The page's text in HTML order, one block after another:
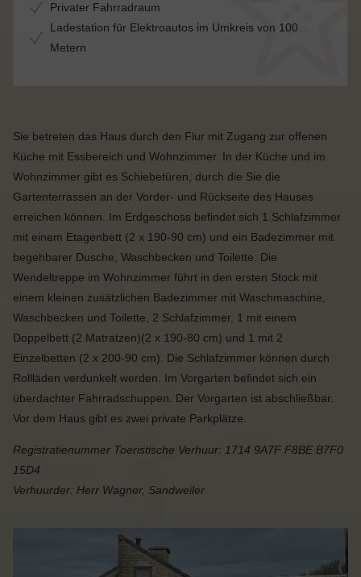
Privater Fahrradraum
Ladestation für Elektroautos im Umkreis von 100
Metern
Sie betreten das Haus durch den Flur mit Zugang zur offenen
Küche mit Essbereich und Wohnzimmer. In der Küche und im
Wohnzimmer gibt es Schiebetüren, durch die Sie die
Gartenterrassen an der Vorder- und Rückseite des Hauses
erreichen können. Im Erdgeschoss befindet sich 1 Schlafzimmer
mit einem Etagenbett (2 x 190-90 cm) und ein Badezimmer mit
begehbarer Dusche, Waschbecken und Toilette. Die
Wendeltreppe im Wohnzimmer führt in den ersten Stock mit
einem kleinen zusätzlichen Badezimmer mit Waschmaschine,
Waschbecken und Toilette, 2 Schlafzimmer, 1 mit einem
Doppelbett (2 Matratzen)(2 x 190-80 cm) und 1 mit 2
Einzelbetten (2 x 200-90 cm). Die Schlafzimmer können durch
Rollläden verdunkelt werden. Im Vorgarten befindet sich ein
überdachter Fahrradschuppen. Der Vorgarten ist abschließbar.
Vor dem Haus gibt es zwei private Parkplätze.
Registratienummer Toeristische Verhuur: 1714 9A7F F8BE B7F0
15D4
Verhuurder: Herr Wagner, Sandweiler